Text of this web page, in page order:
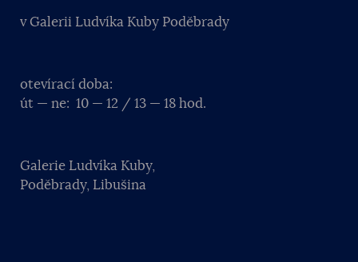
v Galerii Ludvíka Kuby Poděbrady
otevírací doba:
út — ne: 10 — 12 / 13 — 18 hod.
Galerie Ludvíka Kuby,
Poděbrady, Libušina